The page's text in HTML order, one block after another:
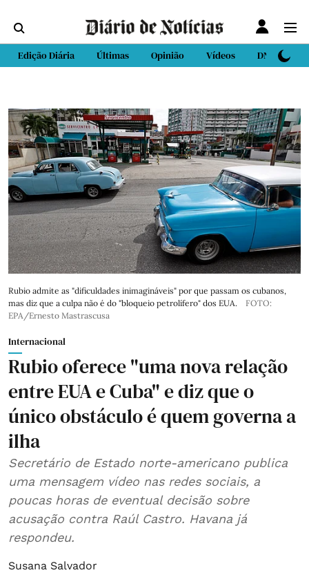
Edição Diária Últimas Opinião Vídeos DN Sport
Rubio admite as "dificuldades inimagináveis" por que passam os cubanos,
mas diz que a culpa não é do "bloqueio petrolífero" dos EUA.
FOTO:
EPA/Ernesto Mastrascusa
Internacional
Rubio oferece "uma nova relação
entre EUA e Cuba" e diz que o
único obstáculo é quem governa a
ilha
Secretário de Estado norte-americano publica
uma mensagem vídeo nas redes sociais, a
poucas horas de eventual decisão sobre
acusação contra Raúl Castro. Havana já
respondeu.
Susana Salvador